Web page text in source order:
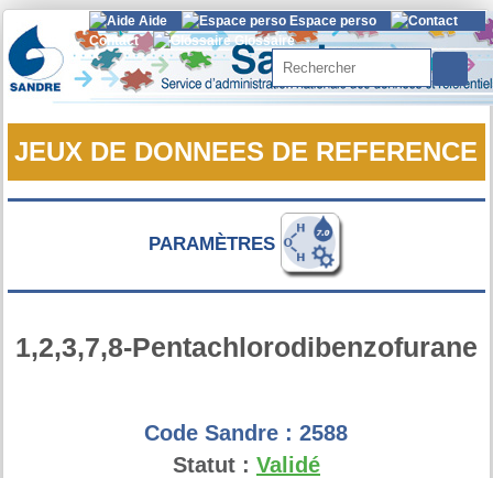
Aide
Espace perso
Contact
Glossaire
Rechercher
JEUX DE DONNEES DE REFERENCE
PARAMÈTRES
1,2,3,7,8-Pentachlorodibenzofurane
Code Sandre : 2588
Statut : Validé